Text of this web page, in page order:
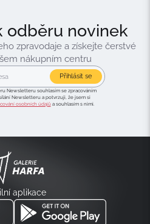
odběru novinek
zpravodaje a získejte čerstvé
nákupním centru
Přihlásit se
Newsletteru souhlasím se zpracováním
Newsletteru a potvrzuji, že jsem si
osobních údajůa souhlasím s nimi.
aplikace